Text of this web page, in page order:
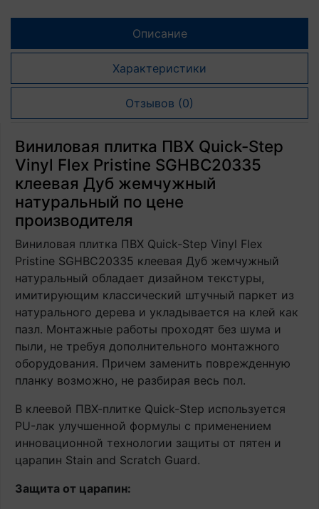
Описание
Характеристики
Отзывов (0)
Виниловая плитка ПВХ Quick-Step
Vinyl Flex Pristine SGHBC20335
клеевая Дуб жемчужный
натуральный по цене
производителя
Виниловая плитка ПВХ Quick-Step Vinyl Flex
Pristine SGHBC20335 клеевая Дуб жемчужный
натуральный обладает дизайном текстуры,
имитирующим классический штучный паркет из
натурального дерева и укладывается на клей как
пазл. Монтажные работы проходят без шума и
пыли, не требуя дополнительного монтажного
оборудования. Причем заменить поврежденную
планку возможно, не разбирая весь пол.
В клеевой ПВХ-плитке Quick-Step используется
PU-лак улучшенной формулы с применением
инновационной технологии защиты от пятен и
царапин Stain and Scratch Guard.
Защита от царапин: